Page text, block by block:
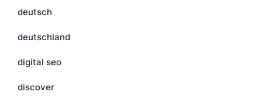
deutsch
deutschland
digital seo
discover